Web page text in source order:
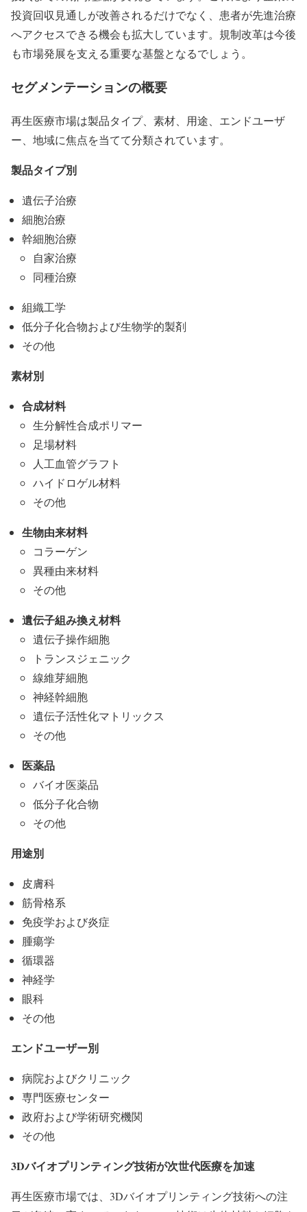
投資回収見通しが改善されるだけでなく、患者が先進治療
へアクセスできる機会も拡大しています。規制改革は今後
も市場発展を支える重要な基盤となるでしょう。
セグメンテーションの概要
再生医療市場は製品タイプ、素材、用途、エンドユーザ
ー、地域に焦点を当てて分類されています。
製品タイプ別
遺伝子治療
細胞治療
幹細胞治療
自家治療
同種治療
組織工学
低分子化合物および生物学的製剤
その他
素材別
合成材料
生分解性合成ポリマー
足場材料
人工血管グラフト
ハイドロゲル材料
その他
生物由来材料
コラーゲン
異種由来材料
その他
遺伝子組み換え材料
遺伝子操作細胞
トランスジェニック
線維芽細胞
神経幹細胞
遺伝子活性化マトリックス
その他
医薬品
バイオ医薬品
低分子化合物
その他
用途別
皮膚科
筋骨格系
免疫学および炎症
腫瘍学
循環器
神経学
眼科
その他
エンドユーザー別
病院およびクリニック
専門医療センター
政府および学術研究機関
その他
3Dバイオプリンティング技術が次世代医療を加速
再生医療市場では、3Dバイオプリンティング技術への注